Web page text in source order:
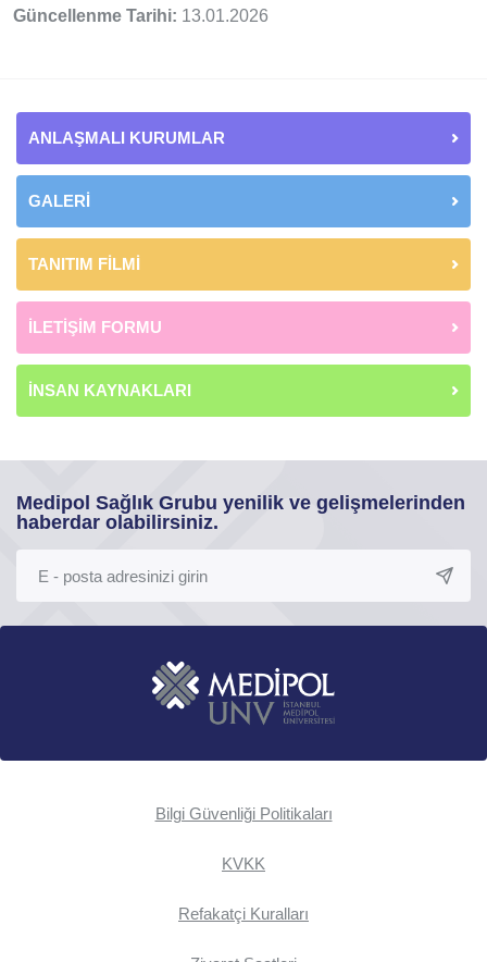
Güncellenme Tarihi: 13.01.2026
ANLAŞMALI KURUMLAR
GALERİ
TANITIM FİLMİ
İLETİŞİM FORMU
İNSAN KAYNAKLARI
Medipol Sağlık Grubu yenilik ve gelişmelerinden
haberdar olabilirsiniz.
Bilgi Güvenliği Politikaları
KVKK
Refakatçi Kuralları